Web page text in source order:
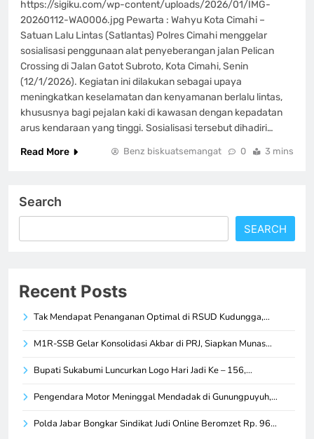
https://sigiku.com/wp-content/uploads/2026/01/IMG-
20260112-WA0006.jpg Pewarta : Wahyu Kota Cimahi –
Satuan Lalu Lintas (Satlantas) Polres Cimahi menggelar
sosialisasi penggunaan alat penyeberangan jalan Pelican
Crossing di Jalan Gatot Subroto, Kota Cimahi, Senin
(12/1/2026). Kegiatan ini dilakukan sebagai upaya
meningkatkan keselamatan dan kenyamanan berlalu lintas,
khususnya bagi pejalan kaki di kawasan dengan kepadatan
arus kendaraan yang tinggi. Sosialisasi tersebut dihadiri…
Read More
Benz biskuatsemangat 0 3 mins
Search
SEARCH
Recent Posts
Tak Mendapat Penanganan Optimal di RSUD Kudungga,…
M1R-SSB Gelar Konsolidasi Akbar di PRJ, Siapkan Munas…
Bupati Sukabumi Luncurkan Logo Hari Jadi Ke – 156,…
Pengendara Motor Meninggal Mendadak di Gunungpuyuh,…
Polda Jabar Bongkar Sindikat Judi Online Beromzet Rp. 96…